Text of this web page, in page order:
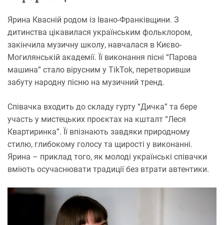
Ярина Квасній родом із Івано-Франківщини. З
дитинства цікавилася українським фольклором,
закінчила музичну школу, навчалася в Києво-
Могилянській академії. Її виконання пісні “Парова
машина” стало вірусним у TikTok, перетворивши
забуту народну пісню на музичний тренд.
Співачка входить до складу гурту “Дичка” та бере
участь у мистецьких проєктах на кшталт “Леся
Квартиринка”. Її впізнають завдяки природному
стилю, глибокому голосу та щирості у виконанні.
Ярина – приклад того, як молоді українські співачки
вміють осучаснювати традиції без втрати автентики.